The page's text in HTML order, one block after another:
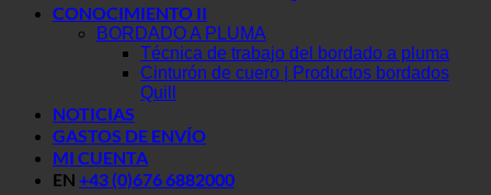
CONOCIMIENTO II
BORDADO A PLUMA
Técnica de trabajo del bordado a pluma
Cinturón de cuero | Productos bordados
Quill
NOTICIAS
GASTOS DE ENVÍO
MI CUENTA
EN +43 (0)676 6882000